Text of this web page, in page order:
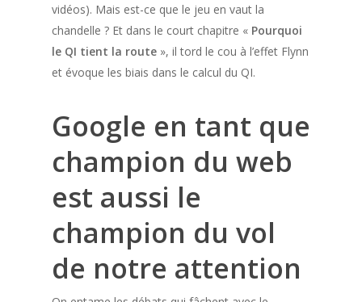
vidéos). Mais est-ce que le jeu en vaut la
chandelle ? Et dans le court chapitre « Pourquoi
le QI tient la route », il tord le cou à l’effet Flynn
et évoque les biais dans le calcul du QI.
Google en tant que
champion du web
est aussi le
champion du vol
de notre attention